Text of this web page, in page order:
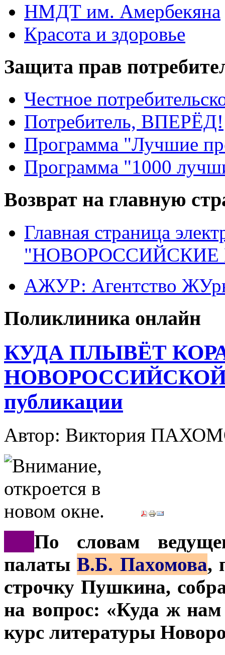
НМДТ им. Амербекяна
Красота и здоровье
Защита прав
Честное
Потребитель, ВПЕРЁД!
Программа "Лучшие
Программа "1000
Возврат на главную
Главная страница
"НОВОРОССИЙСКИЕ
АЖУР: Агентство
Поликлиника онлайн
КУДА ПЛЫВЁТ
НОВОРОССИЙСКОЙ
публикации
Автор: Виктория
По словам
палатыВ.Б. Пахомова,
строчку Пушкина,
на вопрос: «Куда ж нам
курс литературы